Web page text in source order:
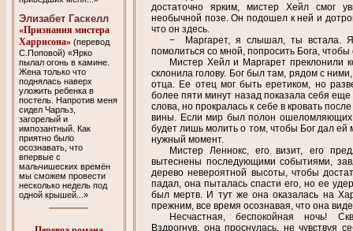
Элизабет Гаскелл
«Признания мистера
Харрисона» (перевод
С.Поповой) «Ярко
пылал огонь в камине.
Жена только что
поднялась наверх
уложить ребенка в
постель. Напротив меня
сидел Чарльз,
загорелый и
импозантный. Как
приятно было
осознавать, что
впервые с
мальчишеских времён
мы сможем провести
несколько недель под
одной крышей...»
достаточно ярким, мистер Хейл смог
необычной позе. Он подошел к ней и
что он здесь.
− Маргарет, я слышал, ты встала.
помолиться со мной, попросить Бога,
Мистер Хейл и Маргарет преклонили
склонила голову. Бог был там, рядом с
отца. Ее отец мог быть еретиком, но
более пяти минут назад показала себя
слова, но прокралась к себе в кровать
вины. Если мир был полон ошеломляющих
будет лишь молить о том, чтобы Бог дал
нужный момент.
Мистер Леннокс, его визит, его
вытеснены последующими событиями,
дерево невероятной высоты, чтобы
падал, она пыталась спасти его, но ее
был мертв. И тут же она оказалась на
прежним, все время осознавая, что она
Несчастная, беспокойная ночь!
Вздрогнув, она проснулась, не чувствуя